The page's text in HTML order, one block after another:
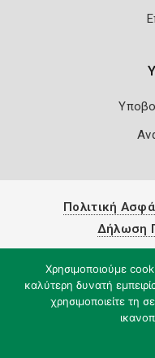
Πολιτική
Δήλωση
Χρησιμοποιούμε
καλύτερη δυνατή
χρησιμοποιείτε τη